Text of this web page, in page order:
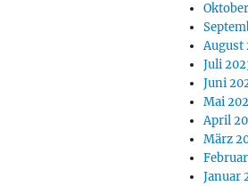
August
Juli
Juni
Mai
April
März
Januar